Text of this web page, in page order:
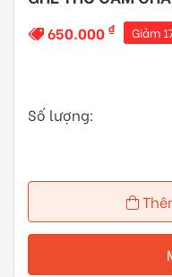
650.000 ₫ Giảm
Số lượng: